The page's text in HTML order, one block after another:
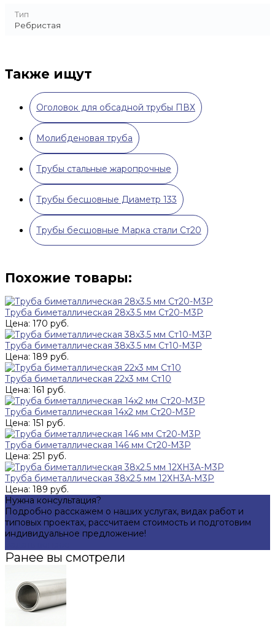
Тип
Ребристая
Также ищут
Оголовок для обсадной трубы ПВХ
Молибденовая труба
Трубы стальные жаропрочные
Трубы бесшовные Диаметр 133
Трубы бесшовные Марка стали Ст20
Похожие товары:
Труба биметаллическая 28х3.5 мм Ст20-М3Р
Цена: 170 руб.
Труба биметаллическая 38х3.5 мм Ст10-М3Р
Цена: 189 руб.
Труба биметаллическая 22х3 мм Ст10
Цена: 161 руб.
Труба биметаллическая 14х2 мм Ст20-М3Р
Цена: 151 руб.
Труба биметаллическая 146 мм Ст20-М3Р
Цена: 251 руб.
Труба биметаллическая 38х2.5 мм 12ХН3А-М3Р
Цена: 189 руб.
Нужна консультация?
Подробно расскажем о наших услугах, видах работ и
типовых проектах, рассчитаем стоимость и подготовим
индивидуальное предложение!
Ранее вы смотрели